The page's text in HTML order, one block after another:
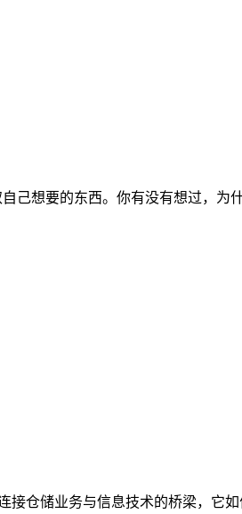
己想要的东西。你有没有想过，为
仓储业务与信息技术的桥梁，它